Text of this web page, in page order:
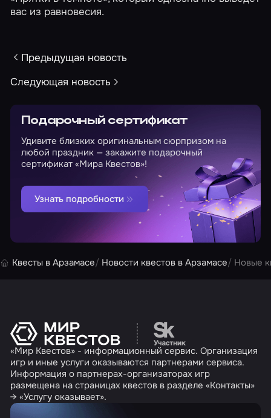
вас из равновесия.
Предыдущая новость
Следующая новость
Подарочный сертификат
Удивите близких оригинальным сюрпризом на
любой праздник — закажите подарочный
сертификат «Мира Квестов»!
Узнать подробности
Квесты в Арзамасе Новости квестов в Арзамасе Новые
Перейти на сайт
«Мир Квестов» - информационный сервис. Организация
игр и иные услуги оказываются партнерами сервиса.
Информация о партнерах-организаторах игр
размещена на страницах квестов в разделе «Контакты»
→ «Услугу оказывает».